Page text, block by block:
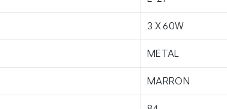
3 X 60W
METAL
MARRON